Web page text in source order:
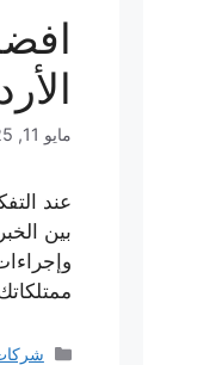
مايو 11, 2025
عند
بين